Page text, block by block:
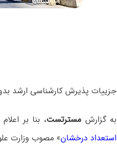
جزییات پذیرش کارشناسی ارشد بدون آزمون سال ۱۴۰۵
به گزارش مسترتست، بنا بر اعلام
استعداد درخشان» مصوب وزارت